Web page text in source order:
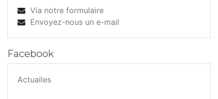
Via notre formulaire
Envoyez-nous un e-mail
Facebook
Actuailes